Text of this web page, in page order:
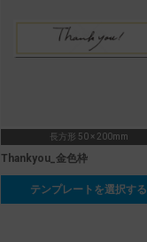
長方形 50 × 200mm
Thankyou_金色枠
テンプレートを選択する